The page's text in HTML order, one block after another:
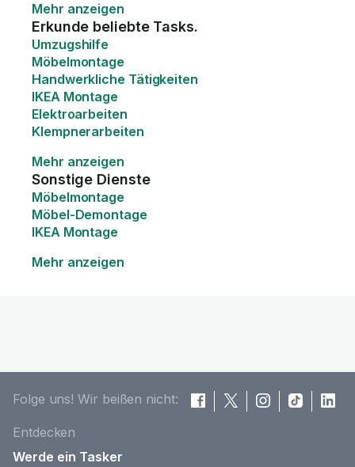
Mehr anzeigen
Erkunde beliebte Tasks.
Umzugshilfe
Möbelmontage
Handwerkliche Tätigkeiten
IKEA Montage
Elektroarbeiten
Klempnerarbeiten
Mehr anzeigen
Sonstige Dienste
Möbelmontage
Möbel-Demontage
IKEA Montage
Mehr anzeigen
Folge uns! Wir beißen nicht:
Entdecken
Werde ein Tasker